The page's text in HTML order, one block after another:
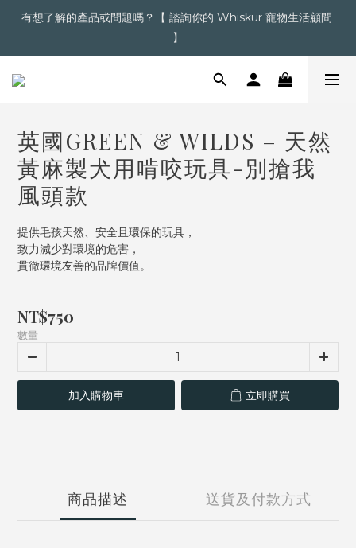
超商滿＄1,200  /  宅配滿＄2,000 即享免運
有想了解的產品或問題嗎？【 諮詢你的 Whiskur 寵物生活顧問
】
【點擊】加入會員送購物金
超商滿＄1,200  /  宅配滿＄2,000 即享免運
英國GREEN & WILDS – 天然
黃麻製犬用啃咬玩具-別搶我
風頭款
提供毛孩天然、安全且環保的玩具，
致力減少對環境的危害，
貫徹環境友善的品牌價值。
NT$750
數量
加入購物車 立即購買
商品描述 送貨及付款方式